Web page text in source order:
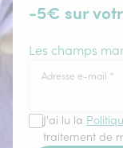
-5€ sur
Les champs
Adresse e-mail *
J'ai lu la
traitement de